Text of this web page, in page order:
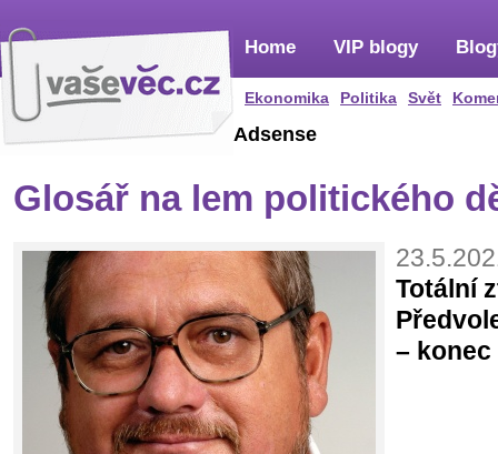
Home
Ekonomika Politika Svět
VIP blogy
Adsense
Glosář na lem politického
Totální
–